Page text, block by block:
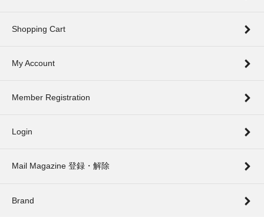
Shopping Cart
My Account
Member Registration
Login
Mail Magazine 登録・解除
Brand